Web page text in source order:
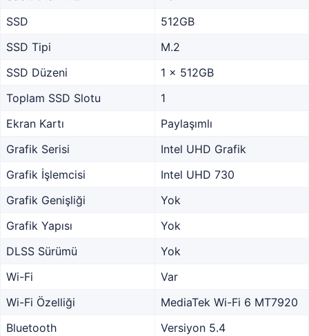
SSD
512GB
SSD Tipi
M.2
SSD Düzeni
1 x 512GB
Toplam SSD Slotu
1
Ekran Kartı
Paylaşımlı
Grafik Serisi
Intel UHD Grafik
Grafik İşlemcisi
Intel UHD 730
Grafik Genişliği
Yok
Grafik Yapısı
Yok
DLSS Sürümü
Yok
Wi-Fi
Var
Wi-Fi Özelliği
MediaTek Wi-Fi 6 MT7920
Bluetooth
Versiyon 5.4